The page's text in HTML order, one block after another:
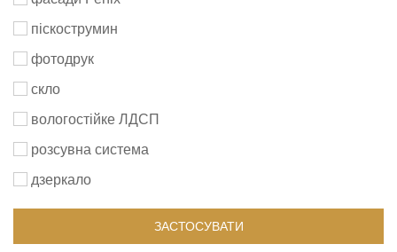
піскострумин
фотодрук
скло
вологостійке ЛДСП
розсувна система
дзеркало
ЗАСТОСУВАТИ